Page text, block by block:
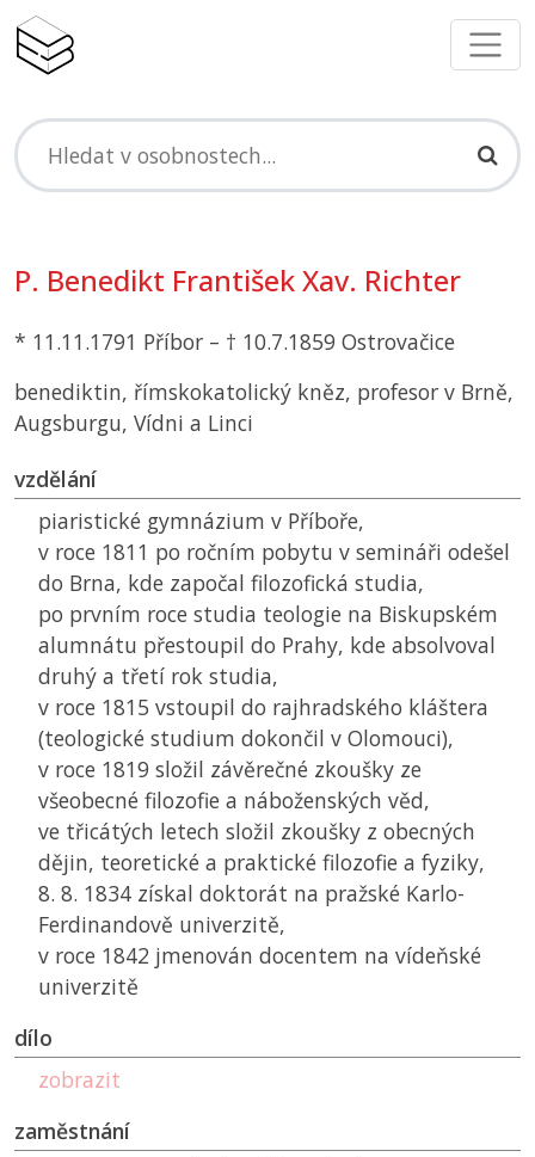
P. Benedikt František Xav. Richter
* 11.11.1791 Příbor – † 10.7.1859 Ostrovačice
benediktin, římskokatolický kněz, profesor v Brně,
Augsburgu, Vídni a Linci
vzdělání
piaristické gymnázium v Příboře,
v roce 1811 po ročním pobytu v semináři odešel
do Brna, kde započal filozofická studia,
po prvním roce studia teologie na Biskupském
alumnátu přestoupil do Prahy, kde absolvoval
druhý a třetí rok studia,
v roce 1815 vstoupil do rajhradského kláštera
(teologické studium dokončil v Olomouci),
v roce 1819 složil závěrečné zkoušky ze
všeobecné filozofie a náboženských věd,
ve třicátých letech složil zkoušky z obecných
dějin, teoretické a praktické filozofie a fyziky,
8. 8. 1834 získal doktorát na pražské Karlo-
Ferdinandově univerzitě,
v roce 1842 jmenován docentem na vídeňské
univerzitě
dílo
zobrazit
zaměstnání